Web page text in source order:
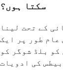
سکتا ہوں؟
کے تحت لینا
ٹائپ 2 ذیابیطس عام طور پر ایک
بلڈ شوگر کو
کی ادویات